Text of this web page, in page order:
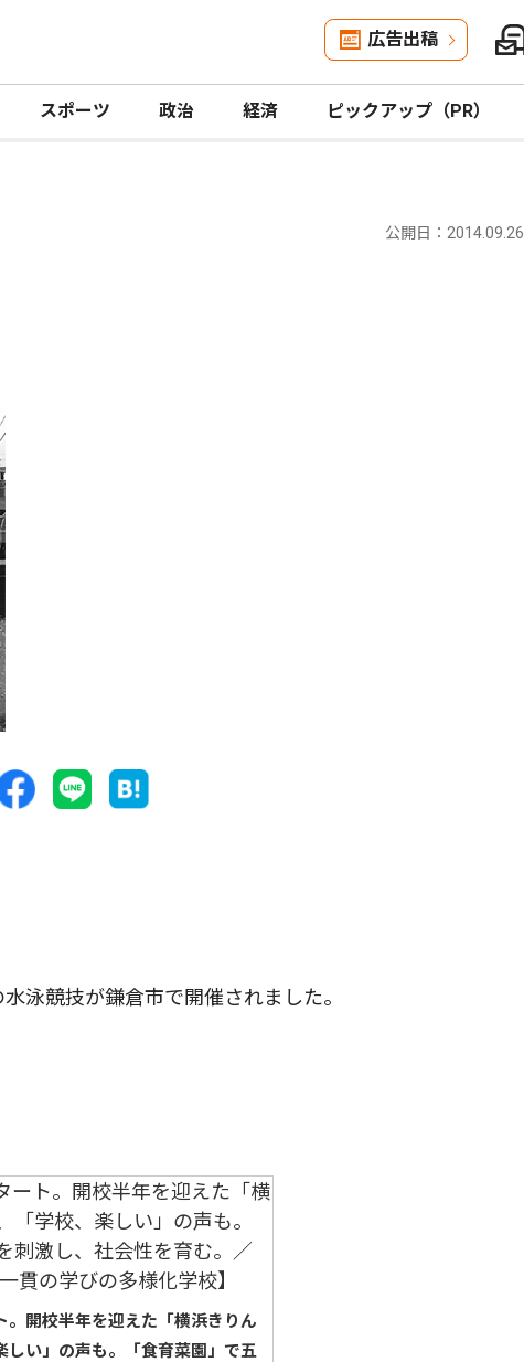
広告出稿
スポーツ 政治 経済 ピックアップ（PR）
公開日：2014.09.26
泳競技が鎌倉市で開催されました。
。開校半年を迎えた「横浜きりん
しい」の声も。「食育菜園」で五